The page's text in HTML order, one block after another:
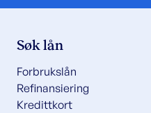
Søk lån
Forbrukslån
Refinansiering
Kredittkort